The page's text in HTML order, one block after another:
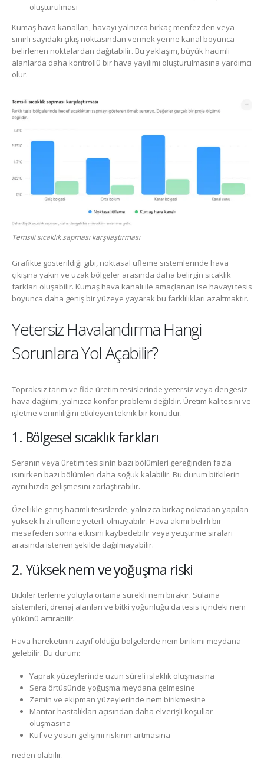
oluşturulması
Kumaş hava kanalları, havayı yalnızca birkaç menfezden veya
sınırlı sayıdaki çıkış noktasından vermek yerine kanal boyunca
belirlenen noktalardan dağıtabilir. Bu yaklaşım, büyük hacimli
alanlarda daha kontrollü bir hava yayılımı oluşturulmasına yardımcı
olur.
Temsili sıcaklık sapması karşılaştırması
Grafikte gösterildiği gibi, noktasal üfleme sistemlerinde hava
çıkışına yakın ve uzak bölgeler arasında daha belirgin sıcaklık
farkları oluşabilir. Kumaş hava kanalı ile amaçlanan ise havayı tesis
boyunca daha geniş bir yüzeye yayarak bu farklılıkları azaltmaktır.
Yetersiz Havalandırma Hangi
Sorunlara Yol Açabilir?
Topraksız tarım ve fide üretim tesislerinde yetersiz veya dengesiz
hava dağılımı, yalnızca konfor problemi değildir. Üretim kalitesini ve
işletme verimliliğini etkileyen teknik bir konudur.
1. Bölgesel sıcaklık farkları
Seranın veya üretim tesisinin bazı bölümleri gereğinden fazla
ısınırken bazı bölümleri daha soğuk kalabilir. Bu durum bitkilerin
aynı hızda gelişmesini zorlaştırabilir.
Özellikle geniş hacimli tesislerde, yalnızca birkaç noktadan yapılan
yüksek hızlı üfleme yeterli olmayabilir. Hava akımı belirli bir
mesafeden sonra etkisini kaybedebilir veya yetiştirme sıraları
arasında istenen şekilde dağılmayabilir.
2. Yüksek nem ve yoğuşma riski
Bitkiler terleme yoluyla ortama sürekli nem bırakır. Sulama
sistemleri, drenaj alanları ve bitki yoğunluğu da tesis içindeki nem
yükünü artırabilir.
Hava hareketinin zayıf olduğu bölgelerde nem birikimi meydana
gelebilir. Bu durum:
Yaprak yüzeylerinde uzun süreli ıslaklık oluşmasına
Sera örtüsünde yoğuşma meydana gelmesine
Zemin ve ekipman yüzeylerinde nem birikmesine
Mantar hastalıkları açısından daha elverişli koşullar
oluşmasına
Küf ve yosun gelişimi riskinin artmasına
neden olabilir.